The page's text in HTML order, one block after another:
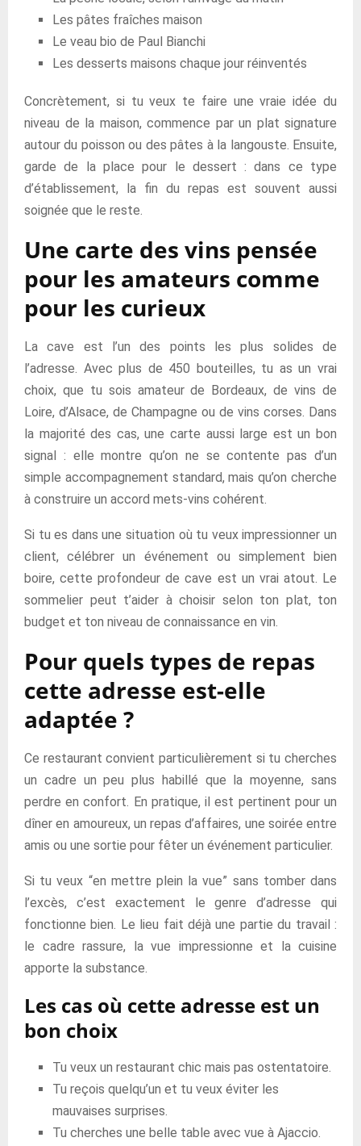
Les pâtes fraîches maison
Le veau bio de Paul Bianchi
Les desserts maisons chaque jour réinventés
Concrètement, si tu veux te faire une vraie idée du
niveau de la maison, commence par un plat signature
autour du poisson ou des pâtes à la langouste. Ensuite,
garde de la place pour le dessert : dans ce type
d’établissement, la fin du repas est souvent aussi
soignée que le reste.
Une carte des vins pensée
pour les amateurs comme
pour les curieux
La cave est l’un des points les plus solides de
l’adresse. Avec plus de 450 bouteilles, tu as un vrai
choix, que tu sois amateur de Bordeaux, de vins de
Loire, d’Alsace, de Champagne ou de vins corses. Dans
la majorité des cas, une carte aussi large est un bon
signal : elle montre qu’on ne se contente pas d’un
simple accompagnement standard, mais qu’on cherche
à construire un accord mets-vins cohérent.
Si tu es dans une situation où tu veux impressionner un
client, célébrer un événement ou simplement bien
boire, cette profondeur de cave est un vrai atout. Le
sommelier peut t’aider à choisir selon ton plat, ton
budget et ton niveau de connaissance en vin.
Pour quels types de repas
cette adresse est-elle
adaptée ?
Ce restaurant convient particulièrement si tu cherches
un cadre un peu plus habillé que la moyenne, sans
perdre en confort. En pratique, il est pertinent pour un
dîner en amoureux, un repas d’affaires, une soirée entre
amis ou une sortie pour fêter un événement particulier.
Si tu veux “en mettre plein la vue” sans tomber dans
l’excès, c’est exactement le genre d’adresse qui
fonctionne bien. Le lieu fait déjà une partie du travail :
le cadre rassure, la vue impressionne et la cuisine
apporte la substance.
Les cas où cette adresse est un
bon choix
Tu veux un restaurant chic mais pas ostentatoire.
Tu reçois quelqu’un et tu veux éviter les
mauvaises surprises.
Tu cherches une belle table avec vue à Ajaccio.